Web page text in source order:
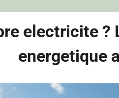
electricite
energetique